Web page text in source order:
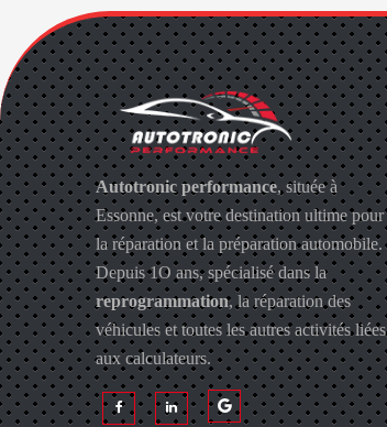
Autotronic performance, située à
Essonne, est votre destination ultime pour
la réparation et la préparation automobile.
Depuis 1O ans, spécialisé dans la
reprogrammation, la réparation des
véhicules et toutes les autres activités liées
aux calculateurs.